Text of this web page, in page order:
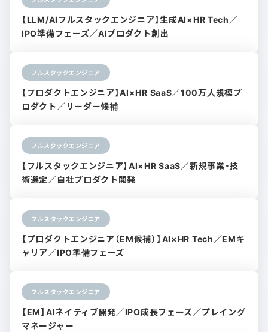
【LLM/AIフルスタックエンジニア】生成AI×HR Tech／
IPO準備フェーズ／AIプロダクト創出
フルスタックエンジニア
【プロダクトエンジニア】AI×HR SaaS／100万人規模プ
ロダクト／リーダー候補
フルスタックエンジニア
【フルスタックエンジニア】AI×HR SaaS／新規事業・技
術選定／自社プロダクト開発
フルスタックエンジニア
【プロダクトエンジニア（EM候補）】AI×HR Tech／EMキ
ャリア／IPO準備フェーズ
フルスタックエンジニア
【EM】AIネイティブ開発／IPO成長フェーズ／プレイング
マネージャー